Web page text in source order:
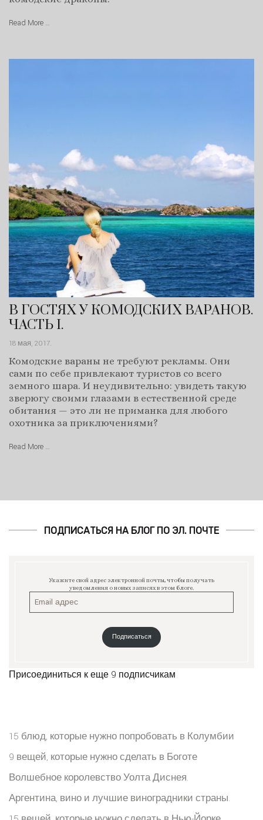
Read More …
В ГОСТЯХ У КОМОДСКИХ ВАРАНОВ.
ЧАСТЬ I.
18 мая, 2017.
Комодские вараны не требуют рекламы. Они
сами по себе привлекают туристов со всего
земного шара. И неудивительно: увидеть такую
зверюгу своими глазами в естественной среде
обитания — это ли не приманка для любого
охотника за приключениями?
Read More …
ПОДПИСАТЬСЯ НА БЛОГ ПО ЭЛ. ПОЧТЕ
Укажите свой адрес электронной почты, чтобы получать
уведомления о новых записях в этом блоге.
Подписаться
Присоединиться к еще 9 подписчикам
15 блюд, которые нужно попробовать в Колумбии
9 вещей, которые нужно сделать в Боготе
Волшебное королевство Уолта Диснея.
Аргентина, вино и лучшие виноградники страны.